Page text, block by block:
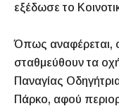
εξέδωσε το
Όπως αναφέρεται,
σταθμεύθουν τα
Παναγίας
Πάρκο, αφού